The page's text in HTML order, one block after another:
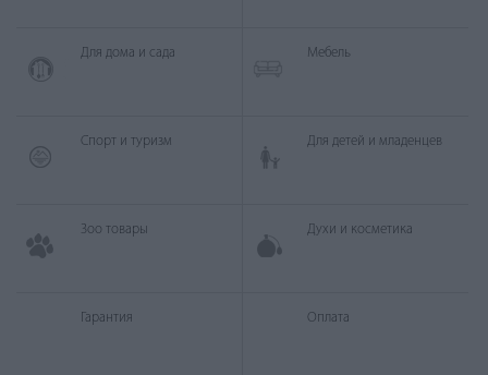
Для дома и сада Мебель
Спорт и туризм Для детей и младенцев
Зоо товары Духи и косметика
Гарантия Оплата